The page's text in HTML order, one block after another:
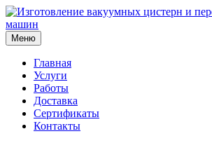
Меню
Главная
Услуги
Работы
Доставка
Сертификаты
Контакты